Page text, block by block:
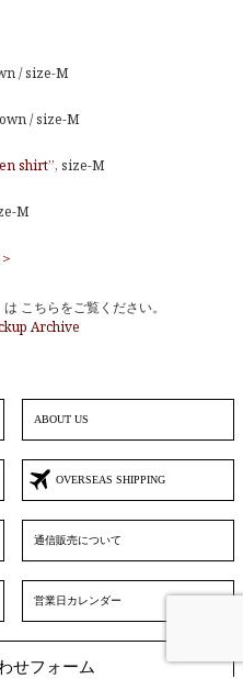
/ size-M
/ size-M
shirt”, size-M
M
こちらをご覧ください。
Archive
ABOUT US
OVERSEAS SHIPPING
通信販売について
営業日カレンダー
せフォーム